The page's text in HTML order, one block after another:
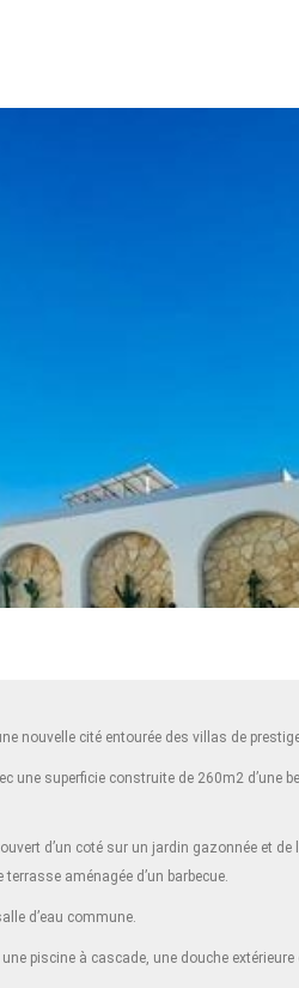
nouvelle cité entourée des villas de
une superficie construite de 260m2 d’une
d’un coté sur un jardin gazonnée et de
aménagée d’un barbecue.
d’eau commune.
piscine à cascade, une douche